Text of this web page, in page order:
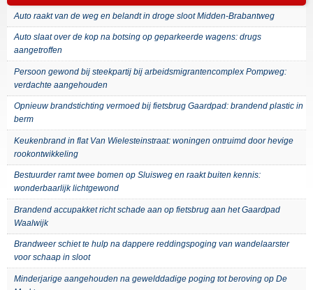
Auto raakt van de weg en belandt in droge sloot Midden-Brabantweg
Auto slaat over de kop na botsing op geparkeerde wagens: drugs
aangetroffen
Persoon gewond bij steekpartij bij arbeidsmigrantencomplex Pompweg:
verdachte aangehouden
Opnieuw brandstichting vermoed bij fietsbrug Gaardpad: brandend plastic in
berm
Keukenbrand in flat Van Wielesteinstraat: woningen ontruimd door hevige
rookontwikkeling
Bestuurder ramt twee bomen op Sluisweg en raakt buiten kennis:
wonderbaarlijk lichtgewond
Brandend accupakket richt schade aan op fietsbrug aan het Gaardpad
Waalwijk
Brandweer schiet te hulp na dappere reddingspoging van wandelaarster
voor schaap in sloot
Minderjarige aangehouden na gewelddadige poging tot beroving op De